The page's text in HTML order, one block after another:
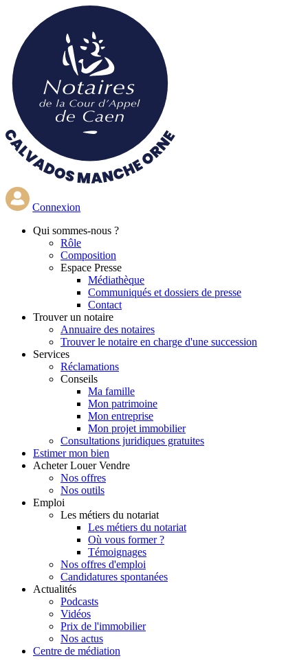
contenu
principal
Connexion
Qui sommes-nous ?
Rôle
Composition
Espace Presse
Médiathèque
Communiqués et dossiers de presse
Contact
Trouver un notaire
Annuaire des notaires
Trouver le notaire en charge d'une succession
Services
Réclamations
Conseils
Ma famille
Mon patrimoine
Mon entreprise
Mon projet immobilier
Consultations juridiques gratuites
Estimer mon bien
Acheter Louer Vendre
Nos offres
Nos outils
Emploi
Les métiers du notariat
Les métiers du notariat
Où vous former ?
Témoignages
Nos offres d'emploi
Candidatures spontanées
Actualités
Podcasts
Vidéos
Prix de l'immobilier
Nos actus
Centre de médiation